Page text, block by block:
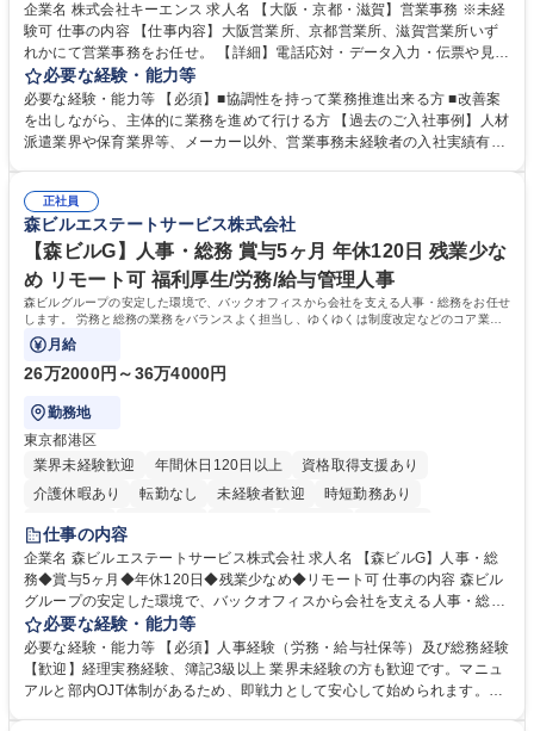
企業名 株式会社キーエンス 求人名 【大阪・京都・滋賀】営業事務 ※未経
験可 仕事の内容 【仕事内容】大阪営業所、京都営業所、滋賀営業所いず
れかにて営業事務をお任せ。 【詳細】電話応対・データ入力・伝票や見積
の作成・カタログ送付・来客対応・営業所内で発生する事務業務や業務改
善をお任せ。 【教育制度】ご入社後、育成担当とペアになりながらOJTに
て業務を覚えていただくことが可能です。業務システムがきちんと構築さ
れているため、スムーズに仕事に慣れることができる環境です。また、
募集職種 【大阪・京都・滋賀】営業事務 ※未経験可
必要な経験・能力等
必要な経験・能力等 【必須】■協調性を持って業務推進出来る方 ■改善案
を出しながら、主体的に業務を進めて行ける方 【過去のご入社事例】人材
派遣業界や保育業界等、メーカー以外、営業事務未経験者の入社実績有
えて、お客様や社員の状況に合わせ、能動的なサポート、改善の動きも期
待され。組織を支えるスペシャリストとして、チームに貢献し、結果的に
社員から頼られる存在になることができます。平均19:30の退勤以降の業
務の持ち帰りも禁止されており、メリハリのある働き方となります。 学
歴・資格 学歴：大学院 大学 高専 短大 語学力： 資格：
正社員
森ビルエステートサービス株式会社
【森ビルG】人事・総務 賞与5ヶ月 年休120日 残業少な
め リモート可 福利厚生/労務/給与管理人事
森ビルグループの安定した環境で、バックオフィスから会社を支える人事・総務をお任せ
します。 労務と総務の業務をバランスよく担当し、ゆくゆくは制度改定などのコア業務
にも挑戦できる、やりがいある環境です。
月給
26万2000円～36万4000円
勤務地
東京都港区
業界未経験歓迎
年間休日120日以上
資格取得支援あり
介護休暇あり
転勤なし 未経験者歓迎
時短勤務あり
経験者歓迎
完全週休2日制
交通費支給 長期歓迎 駅近5分以内 土日祝休み
仕事の内容
企業名 森ビルエステートサービス株式会社 求人名 【森ビルG】人事・総
務◆賞与5ヶ月◆年休120日◆残業少なめ◆リモート可 仕事の内容 森ビル
グループの安定した環境で、バックオフィスから会社を支える人事・総務
をお任せします。 労務と総務の業務をバランスよく担当し、ゆくゆくは制
度改定などのコア業務にも挑戦できる、やりがいある環境です。 ■勤怠管
理、給与計算、社会保険手続き、年末調整等の労務管理全般 ■入退社手続
き、社内規定の改定や人事制度改定などのコア業務 ■社内イベントの企画
必要な経験・能力等
必要な経験・能力等 【必須】人事経験（労務・給与社保等）及び総務経験
【歓迎】経理実務経験、簿記3級以上 業界未経験の方も歓迎です。マニュ
アルと部内OJT体制があるため、即戦力として安心して始められます。